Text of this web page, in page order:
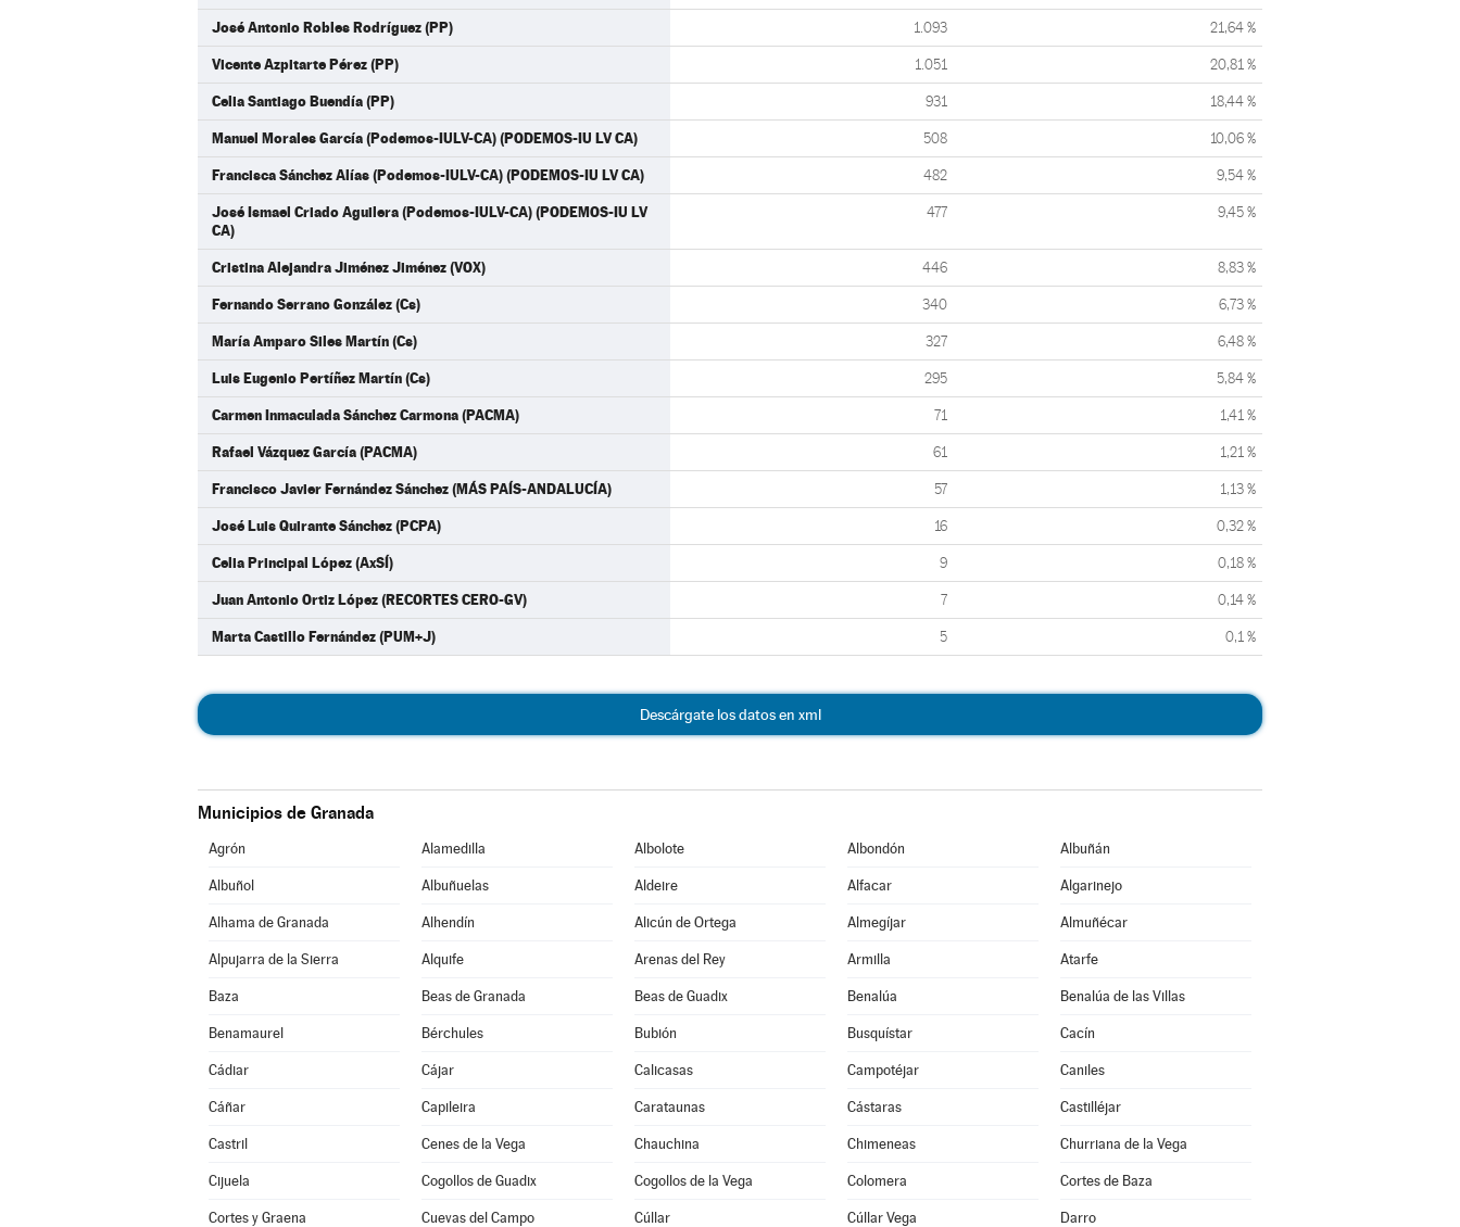
José Antonio Robles Rodríguez (PP) 1.093 21,64 %
Vicente Azpitarte Pérez (PP) 1.051 20,81 %
Celia Santiago Buendía (PP) 931 18,44 %
Manuel Morales García (Podemos-IULV-CA) (PODEMOS-IU LV CA) 508 10,06 %
Francisca Sánchez Alías (Podemos-IULV-CA) (PODEMOS-IU LV CA) 482 9,54 %
José Ismael Criado Aguilera (Podemos-IULV-CA) (PODEMOS-IU LV
CA)
477 9,45 %
Cristina Alejandra Jiménez Jiménez (VOX) 446 8,83 %
Fernando Serrano González (Cs) 340 6,73 %
María Amparo Siles Martín (Cs) 327 6,48 %
Luis Eugenio Pertíñez Martín (Cs) 295 5,84 %
Carmen Inmaculada Sánchez Carmona (PACMA) 71 1,41 %
Rafael Vázquez García (PACMA) 61 1,21 %
Francisco Javier Fernández Sánchez (MÁS PAÍS-ANDALUCÍA) 57 1,13 %
José Luis Quirante Sánchez (PCPA) 16 0,32 %
Celia Principal López (AxSÍ) 9 0,18 %
Juan Antonio Ortiz López (RECORTES CERO-GV) 7 0,14 %
Marta Castillo Fernández (PUM+J) 5 0,1 %
Descárgate los datos en xml
Municipios de Granada
Agrón Alamedilla Albolote Albondón Albuñán
Albuñol Albuñuelas Aldeire Alfacar Algarinejo
Alhama de Granada Alhendín Alicún de Ortega Almegíjar Almuñécar
Alpujarra de la Sierra Alquife Arenas del Rey Armilla Atarfe
Baza Beas de Granada Beas de Guadix Benalúa Benalúa de las Villas
Benamaurel Bérchules Bubión Busquístar Cacín
Cádiar Cájar Calicasas Campotéjar Caniles
Cáñar Capileira Carataunas Cástaras Castilléjar
Castril Cenes de la Vega Chauchina Chimeneas Churriana de la Vega
Cijuela Cogollos de Guadix Cogollos de la Vega Colomera Cortes de Baza
Cortes y Graena Cuevas del Campo Cúllar Cúllar Vega Darro